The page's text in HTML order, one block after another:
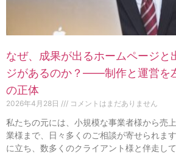
なぜ、成果が出るホームページと
ジがあるのか？——制作と運営を
の正体
2026年4月28日 コメントはまだありません
私たちの元には、小規模な事業者様から売
業様まで、日々多くのご相談が寄せられま
に立ち、数多くのクライアント様と伴走し